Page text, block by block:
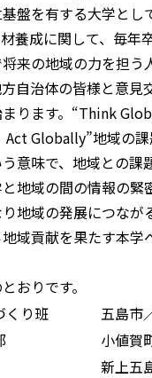
基盤を有する大学と
養成に関して、毎
来の地域の力を担う
自治体の皆様と意見
ります。“Think
Globally”地域の
意味で、地域との課
地域の間の情報の
地域の発展につなが
域貢献を果たす本学
おりです。
くり班
五島市
小値賀
新上五